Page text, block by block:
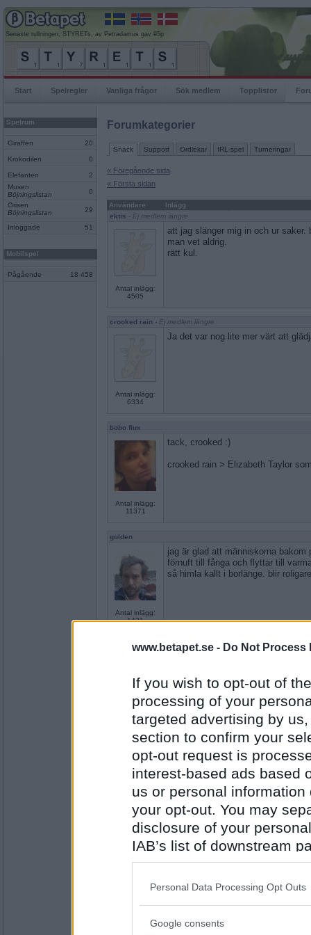
www.betapet.se - Do Not Process
If you wish to opt-out of
processing of your
targeted advertising by
section to confirm your
opt-out request is
interest-based ads based
us or personal
your opt-out. You may
disclosure of your
IAB’s list of downstream
also be disclosed by us
Downstream Participants
Please note that this
Personal Data Processing Opt Outs
Google consents
Senaste rullningen, STYRETs, av Petradamus gav 95p
Start Spelregler Vanliga frågor Sök medlem Topplistor
Spelrum
Giraffen 20
Krokodilen 0
Elefanten
2
Musen
Böjningslistan
0
Grisen
Böjningslistan
29
Inloggade 51
Mobilspel
Pågående 18 458
Forumkategorier
Snack Support Ordlekar IRL-spel Turneringar
« Föregående sida
« Första sidan
Användare
Inlägg
ektis - Ej medlem längre
Antal inlägg:
4505
att jag slänger mig in och ur saker.
man vet aldrig.
rätt kul.
crooked rain - Ej medlem längre
Antal inlägg:
6334
Ja det var nog lite mer värt att
bobo flux
Antal inlägg:
11371
tack, crooked :)
crooked rain > Elizabeth Taylor
golden
Antal inlägg:
1431
jag är glad att människorna bakom
förnuft till fånga och flyttar till
så himla kallt i borlänge. blir
- Ej medlem längre
Antal inlägg:
7985
numsan
Antal inlägg:
6327
- Ej medlem längre